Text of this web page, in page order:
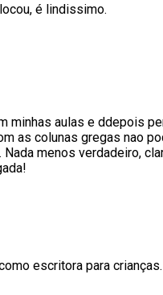
é lindissimo.
minhas aulas e ddepois
as colunas gregas nao
menos verdadeiro,
escritora para